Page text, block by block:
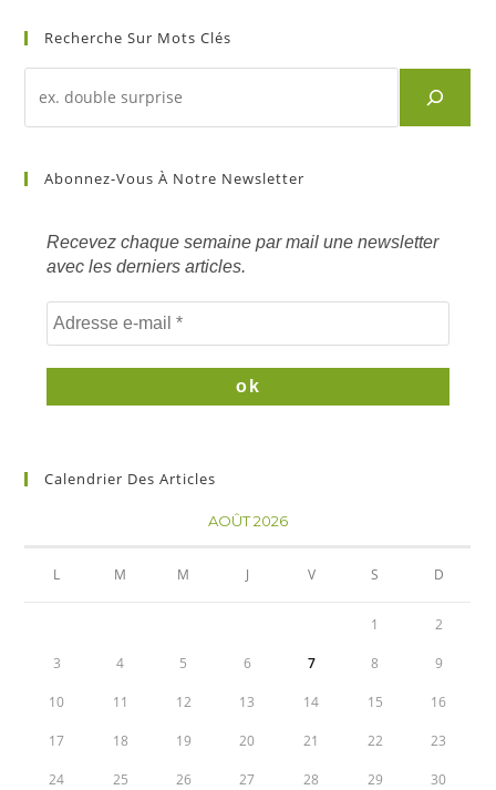
Recherche Sur Mots Clés
d'un
mots
Abonnez-Vous À Notre Newsletter
Recevez chaque semaine par mail une newsletter
avec les derniers articles.
Calendrier Des Articles
AOÛT 2026
L M M J V S D
1 2
3 4 5 6 7 8 9
10 11 12 13 14 15 16
17 18 19 20 21 22 23
24 25 26 27 28 29 30